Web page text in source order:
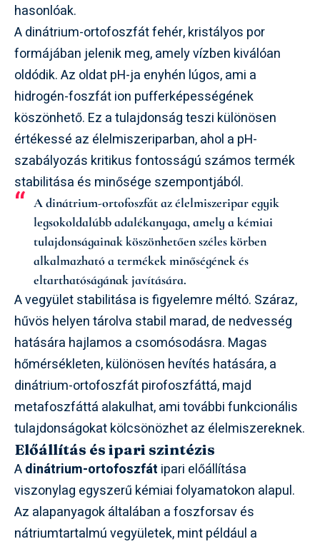
hasonlóak.
A dinátrium-ortofoszfát fehér, kristályos por
formájában jelenik meg, amely vízben kiválóan
oldódik. Az oldat pH-ja enyhén lúgos, ami a
hidrogén-foszfát ion pufferképességének
köszönhető. Ez a tulajdonság teszi különösen
értékessé az élelmiszeriparban, ahol a pH-
szabályozás kritikus fontosságú számos termék
stabilitása és minősége szempontjából.
Adinátrium-ortofoszfátaz élelmiszeripar egyik
legsokoldalúbb adalékanyaga, amely a kémiai
tulajdonságainak köszönhetően széles körben
alkalmazható a termékek minőségének és
eltarthatóságának javítására.
A vegyület stabilitása is figyelemre méltó. Száraz,
hűvös helyen tárolva stabil marad, de nedvesség
hatására hajlamos a csomósodásra. Magas
hőmérsékleten, különösen hevítés hatására, a
dinátrium-ortofoszfát pirofoszfáttá, majd
metafoszfáttá alakulhat, ami további funkcionális
tulajdonságokat kölcsönözhet az élelmiszereknek.
Előállítás és ipari szintézis
Adinátrium-ortofoszfát ipari előállítása
viszonylag egyszerű kémiai folyamatokon alapul.
Az alapanyagok általában a foszforsav és
nátriumtartalmú vegyületek, mint például a